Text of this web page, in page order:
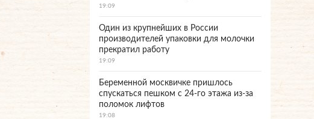
19:09
Один из крупнейших в России
производителей упаковки для молочки
прекратил работу
19:09
Беременной москвичке пришлось
спускаться пешком с 24-го этажа из-за
поломок лифтов
19:08